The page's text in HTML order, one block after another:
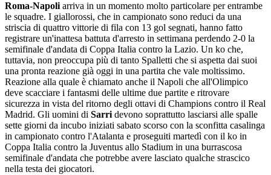
Roma-Napoli arriva in un momento molto particolare per entrambe
le squadre. I giallorossi, che in campionato sono reduci da una
striscia di quattro vittorie di fila con 13 gol segnati, hanno fatto
registrare un'inattesa battuta d'arresto in settimana perdendo 2-0 la
semifinale d'andata di Coppa Italia contro la Lazio. Un ko che,
tuttavia, non preoccupa più di tanto Spalletti che si aspetta dai suoi
una pronta reazione già oggi in una partita che vale moltissimo.
Reazione alla quale è chiamato anche il Napoli che all'Olimpico
deve scacciare i fantasmi delle ultime due partite e ritrovare
sicurezza in vista del ritorno degli ottavi di Champions contro il Real
Madrid. Gli uomini di Sarri devono soprattutto lasciarsi alle spalle
sette giorni da incubo iniziati sabato scorso con la sconfitta casalinga
in campionato contro l'Atalanta e proseguiti martedì con il ko in
Coppa Italia contro la Juventus allo Stadium in una burrascosa
semifinale d'andata che potrebbe avere lasciato qualche strascico
nella testa dei giocatori.